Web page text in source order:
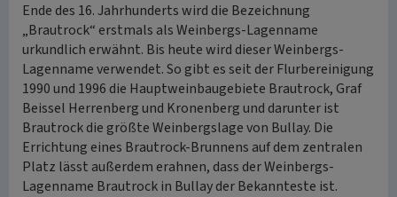
Ende des 16. Jahrhunderts wird die Bezeichnung
„Brautrock“ erstmals als Weinbergs-Lagenname
urkundlich erwähnt. Bis heute wird dieser Weinbergs-
Lagenname verwendet. So gibt es seit der Flurbereinigung
1990 und 1996 die Hauptweinbaugebiete Brautrock, Graf
Beissel Herrenberg und Kronenberg und darunter ist
Brautrock die größte Weinbergslage von Bullay. Die
Errichtung eines Brautrock-Brunnens auf dem zentralen
Platz lässt außerdem erahnen, dass der Weinbergs-
Lagenname Brautrock in Bullay der Bekannteste ist.